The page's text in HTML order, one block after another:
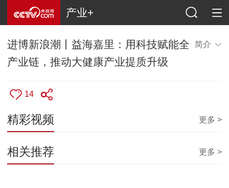
产业+
进博新浪潮丨益海嘉里：用科技赋能全
产业链，推动大健康产业提质升级
简介
14
精彩视频 更多 >
相关推荐 更多 >